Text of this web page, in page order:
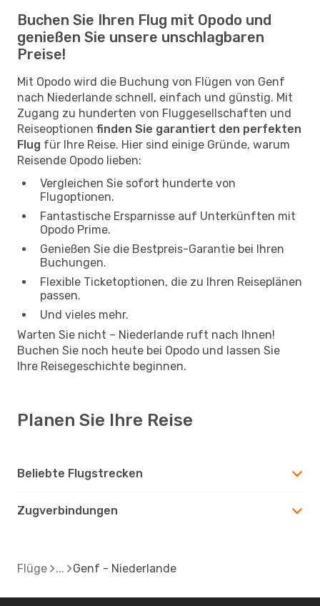
Buchen Sie Ihren Flug mit Opodo und
genießen Sie unsere unschlagbaren
Preise!
Mit Opodo wird die Buchung von Flügen von Genf
nach Niederlande schnell, einfach und günstig. Mit
Zugang zu hunderten von Fluggesellschaften und
Reiseoptionen finden Sie garantiert den perfekten
Flug für Ihre Reise. Hier sind einige Gründe, warum
Reisende Opodo lieben:
Vergleichen Sie sofort hunderte von
Flugoptionen.
Fantastische Ersparnisse auf Unterkünften mit
Opodo Prime.
Genießen Sie die Bestpreis-Garantie bei Ihren
Buchungen.
Flexible Ticketoptionen, die zu Ihren Reiseplänen
passen.
Und vieles mehr.
Warten Sie nicht – Niederlande ruft nach Ihnen!
Buchen Sie noch heute bei Opodo und lassen Sie
Ihre Reisegeschichte beginnen.
Planen Sie Ihre Reise
Beliebte Flugstrecken
Zugverbindungen
Flüge Genf - Niederlande